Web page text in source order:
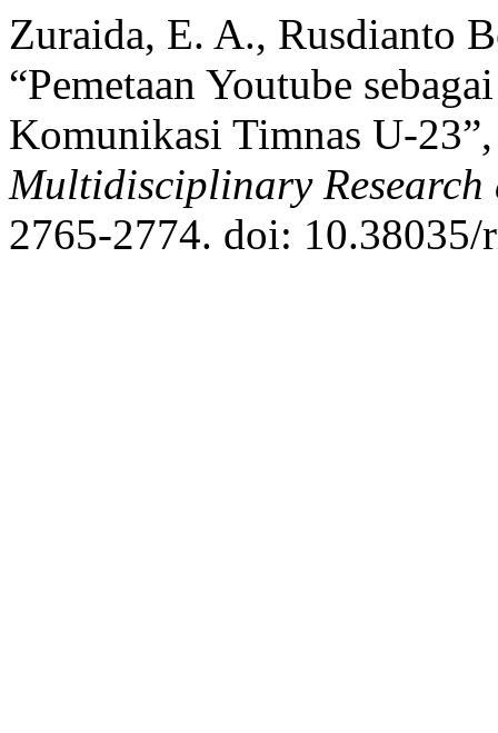
Zuraida, E. A., Rusdianto
“Pemetaan Youtube
Komunikasi Timnas U-
Multidisciplinary Research
2765-2774. doi: